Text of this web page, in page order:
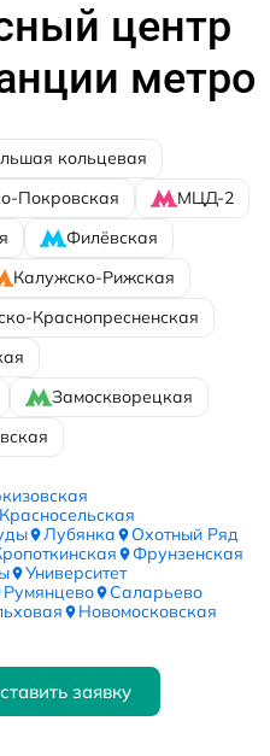
центр
метро
кольцевая
Покровская
МЦД-2
Филёвская
Калужско-Рижская
Краснопресненская
Замоскворецкая
Красносельская
Лубянка
Охотный Ряд
Фрунзенская
Университет
Румянцево
Саларьево
Новомосковская
заявку